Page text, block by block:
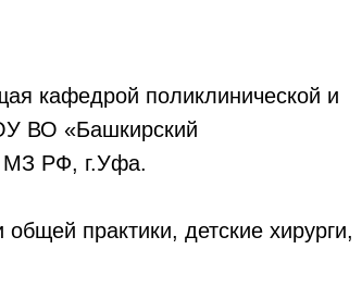
кафедрой поликлинической и
ВО «Башкирский
МЗ РФ, г.Уфа.
практики, детские хирурги,